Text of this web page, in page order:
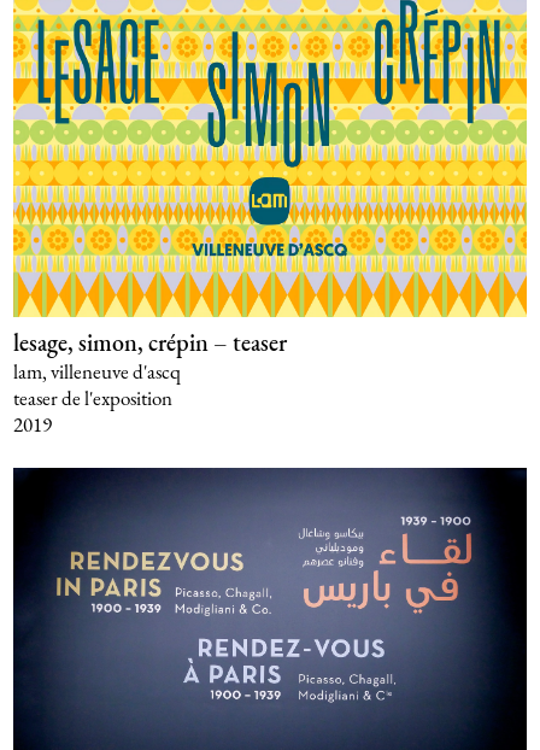
lesage, simon, crépin – teaser
lam, villeneuve d'ascq
teaser de l'exposition
2019